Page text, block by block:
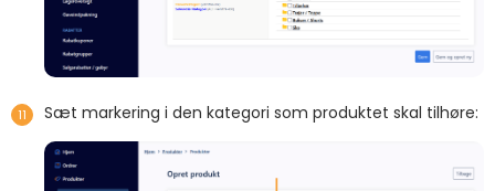
Sæt markering i den kategori som produktet skal tilhøre: